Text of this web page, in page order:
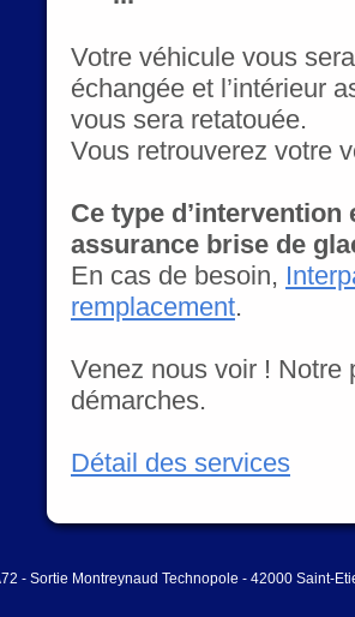
Votre véhicule vous
échangée et l’intérieur
vous sera retatouée.
Vous retrouverez votre
Ce type
assurance brise de
En cas de besoin,
remplacement.
Venez nous voir ! Notre
démarches.
Détail des services
- Sortie Montreynaud Technopole - 42000 Saint-